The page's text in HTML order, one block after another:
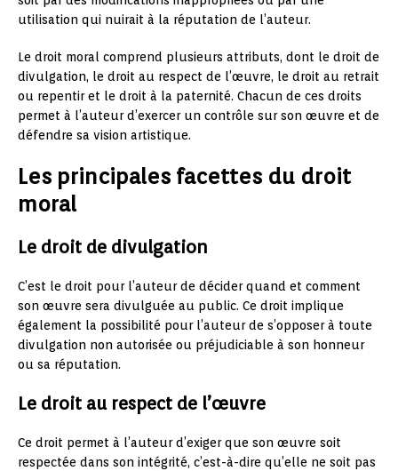
utilisation qui nuirait à la réputation de l’auteur.
Le droit moral comprend plusieurs attributs, dont le droit de
divulgation, le droit au respect de l’œuvre, le droit au retrait
ou repentir et le droit à la paternité. Chacun de ces droits
permet à l’auteur d’exercer un contrôle sur son œuvre et de
défendre sa vision artistique.
Les principales facettes du droit
moral
Le droit de divulgation
C’est le droit pour l’auteur de décider quand et comment
son œuvre sera divulguée au public. Ce droit implique
également la possibilité pour l’auteur de s’opposer à toute
divulgation non autorisée ou préjudiciable à son honneur
ou sa réputation.
Le droit au respect de l’œuvre
Ce droit permet à l’auteur d’exiger que son œuvre soit
respectée dans son intégrité, c’est-à-dire qu’elle ne soit pas